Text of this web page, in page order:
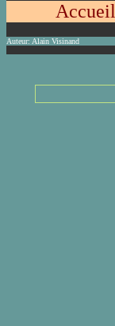
Accueil
Auteur: Alain Visinand